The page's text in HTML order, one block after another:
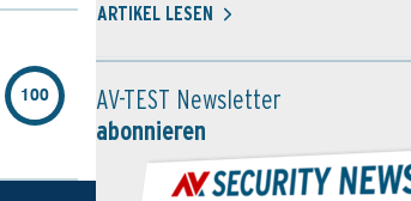
100
ARTIKEL LESEN
AV-TEST Newsletter
abonnieren